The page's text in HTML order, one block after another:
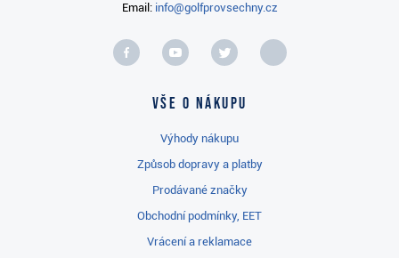
Email: info@golfprovsechny.cz
Vše o nákupu
Výhody nákupu
Způsob dopravy a platby
Prodávané značky
Obchodní podmínky, EET
Vrácení a reklamace